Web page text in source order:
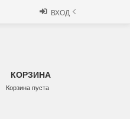
ВХОД
КОРЗИНА
Корзина пуста